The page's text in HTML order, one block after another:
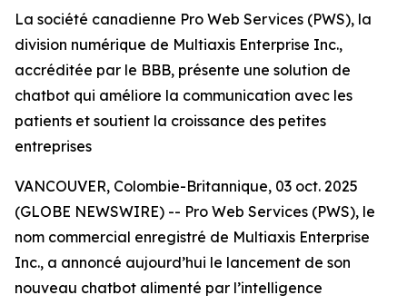
La société canadienne Pro Web Services (PWS), la
division numérique de Multiaxis Enterprise Inc.,
accréditée par le BBB, présente une solution de
chatbot qui améliore la communication avec les
patients et soutient la croissance des petites
entreprises
VANCOUVER, Colombie-Britannique, 03 oct. 2025
(GLOBE NEWSWIRE) -- Pro Web Services (PWS), le
nom commercial enregistré de Multiaxis Enterprise
Inc., a annoncé aujourd’hui le lancement de son
nouveau chatbot alimenté par l’intelligence